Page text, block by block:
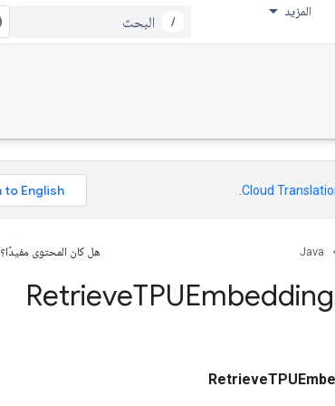
المزيد
/
Cloud
Java هل كان المحتوى مفيدًا؟
RetrieveTPUEmbedding